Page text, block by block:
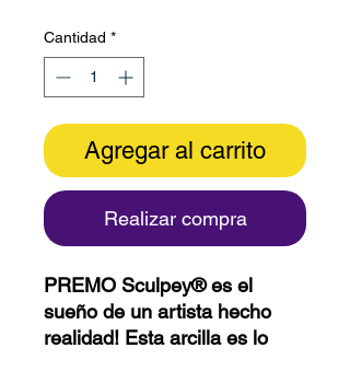
Cantidad *
Agregar al carrito
Realizar compra
PREMO Sculpey® es el
sueño de un artista hecho
realidad! Esta arcilla es lo